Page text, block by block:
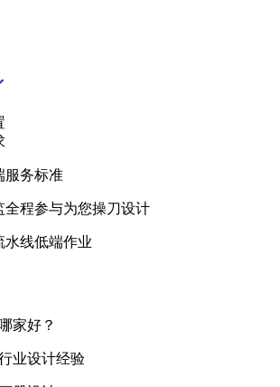
服务标准
全程参与为您操刀设计
水线低端作业
家好？
业设计经验